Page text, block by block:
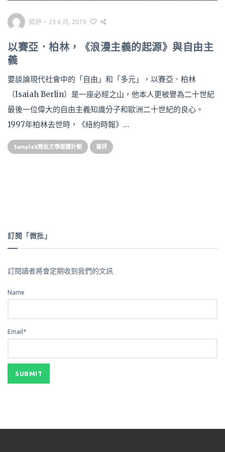
郭婷 • 23 6 月, 2019
以賽亞．柏林，《浪漫主義的起源》與自由主
義
要談論現代社會中的「自由」和「多元」，以賽亞．柏林
（Isaiah Berlin）是一座必經之山，他本人更被譽為二十世紀
最後一位偉大的自由主義知識分子和歐洲二十世紀的良心。
1997年柏林去世時，《紐約時報》…
SampleX微批文學媒體計劃 書評
訂閱「微批」
訂閱讀者將會定期收到我們的文訊
Name
Email*